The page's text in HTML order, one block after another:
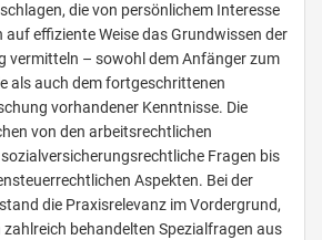
die von persönlichem Interesse
effiziente Weise das Grundwissen der
vermitteln – sowohl dem Anfänger zum
als auch dem fortgeschrittenen
vorhandener Kenntnisse. Die
von den arbeitsrechtlichen
Fragen bis
Aspekten. Bei der
die Praxisrelevanz im Vordergrund,
behandelten Spezialfragen aus